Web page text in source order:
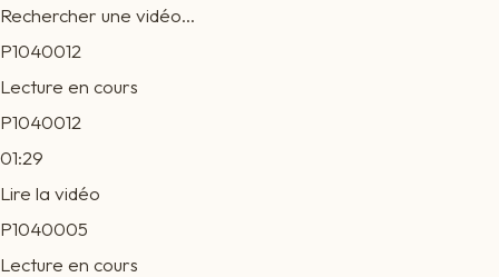
Rechercher une vidéo...
P1040012
Lecture en cours
P1040012
01:29
Lire la vidéo
P1040005
Lecture en cours